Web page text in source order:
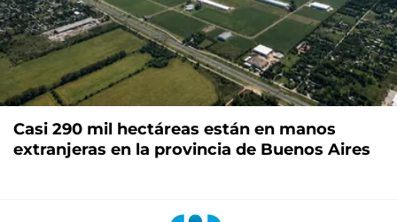
Casi 290 mil hectáreas están en manos
extranjeras en la provincia de Buenos Aires